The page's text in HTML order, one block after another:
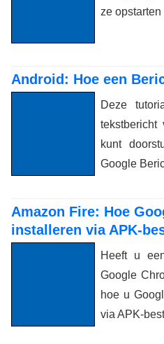
ze
Android: Hoe een
Deze
tekstbericht
kunt
Google
Amazon Fire: Hoe
installeren via APK-
Heeft u
Google
hoe u
via APK-